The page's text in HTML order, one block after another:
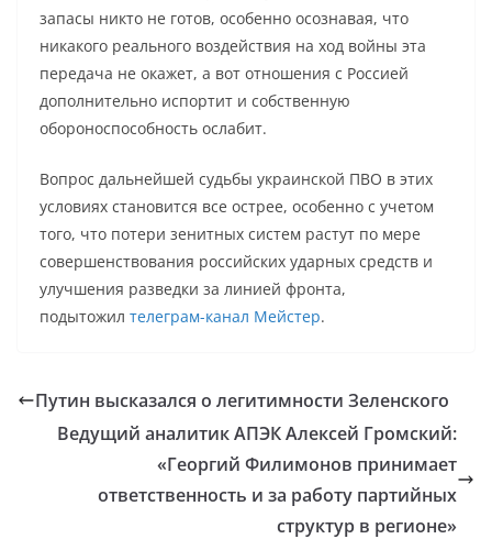
запасы никто не готов, особенно осознавая, что
никакого реального воздействия на ход войны эта
передача не окажет, а вот отношения с Россией
дополнительно испортит и собственную
обороноспособность ослабит.
Вопрос дальнейшей судьбы украинской ПВО в этих
условиях становится все острее, особенно с учетом
того, что потери зенитных систем растут по мере
совершенствования российских ударных средств и
улучшения разведки за линией фронта,
подытожил телеграм-канал Мейстер.
Путин высказался о легитимности Зеленского
Ведущий аналитик АПЭК Алексей Громский:
«Георгий Филимонов принимает
ответственность и за работу партийных
структур в регионе»